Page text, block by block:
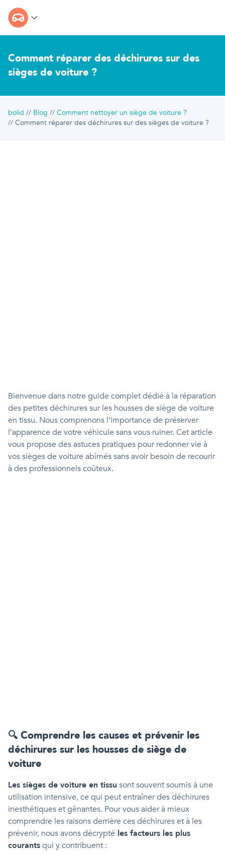
Comment réparer des déchirures sur des
sièges de voiture ?
bolid Blog
Comment nettoyer un siège de voiture ?
Comment réparer des déchirures sur des sièges de voiture ?
Bienvenue dans notre guide complet dédié à la réparation
des petites déchirures sur les housses de siège de voiture
en tissu. Nous comprenons l’importance de préserver
l’apparence de votre véhicule sans vous ruiner. Cet article
vous propose des astuces pratiques pour redonner vie à
vos sièges de voiture abîmés sans avoir besoin de recourir
à des professionnels coûteux.
🔍 Comprendre les causes et prévenir les
déchirures sur les housses de siège de
voiture
Les sièges de voiture en tissu sont souvent soumis à une
utilisation intensive, ce qui peut entraîner des déchirures
inesthétiques et gênantes. Pour vous aider à mieux
comprendre les raisons derrière ces déchirures et à les
prévenir, nous avons décrypté les facteurs les plus
courantsqui y contribuent :